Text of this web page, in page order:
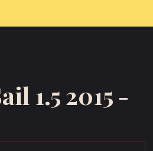
1.5 2015 -